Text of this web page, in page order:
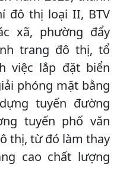
đô thị loại II, BTV
xã, phường đẩy
trang đô thị, tổ
việc lắp đặt biển
phóng mặt bằng
tuyến đường
tuyến phố văn
thị, từ đó làm thay
cao chất lượng